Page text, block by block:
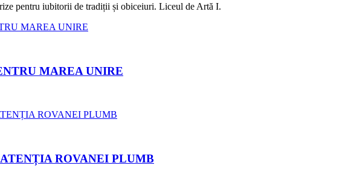
pentru iubitorii de tradiții și obiceiuri. Liceul de Artă I.
MAREA UNIRE
ROVANEI PLUMB